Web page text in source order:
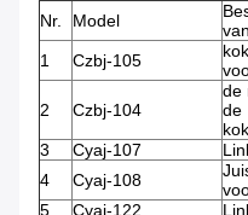
Nr. Model
1
Czbj-105
2 Czbj-104
de
de
3 Cyaj-107
4
Cyaj-108
5
Cyaj-122